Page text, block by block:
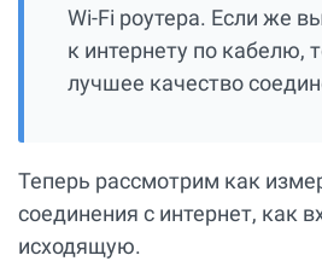
Wi-Fi роутера. Если же
к интернету по кабелю,
лучшее качество
Теперь рассмотрим как
соединения с интернет, как
исходящую.